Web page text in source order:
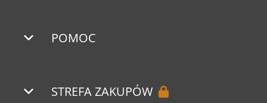
POMOC
STREFA ZAKUPÓW